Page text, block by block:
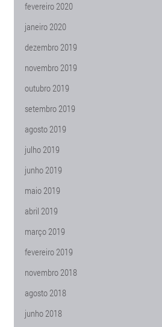
fevereiro 2020
janeiro 2020
dezembro 2019
novembro 2019
outubro 2019
setembro 2019
agosto 2019
julho 2019
junho 2019
maio 2019
abril 2019
março 2019
fevereiro 2019
novembro 2018
agosto 2018
junho 2018